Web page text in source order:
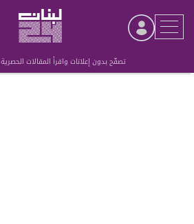
تصفّح بدون إعلانات واقرأ المقالات الحصرية
Advertisement